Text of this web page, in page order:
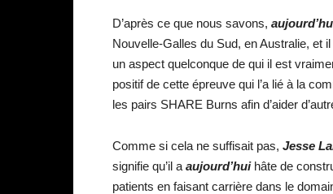
D’après ce que nous savons,
Nouvelle-Galles du Sud, en Australie, et
un aspect quelconque de qui il est
positif de cette épreuve qui l’a lié à la
les pairs SHARE Burns afin d’aider
Comme si cela ne suffisait pas, Jesse
signifie qu’il a aujourd’hui hâte de
patients en faisant carrière dans le